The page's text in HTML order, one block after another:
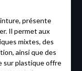
présente
Il permet aux
mixtes, des
ainsi que des
sur plastique offre